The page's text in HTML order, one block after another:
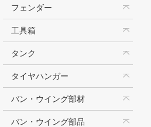
フェンダー
工具箱
タンク
タイヤハンガー
バン・ウイング部材
バン・ウイング部品